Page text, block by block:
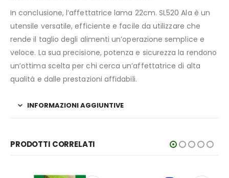
In conclusione, l’affettatrice lama 22cm. SL520 Ala è un
utensile versatile, efficiente e facile da utilizzare che
rende il taglio degli alimenti un’operazione semplice e
veloce. La sua precisione, potenza e sicurezza la rendono
un’ottima scelta per chi cerca un’affettatrice di alta
qualità e dalle prestazioni affidabili.
INFORMAZIONI AGGIUNTIVE
PRODOTTI CORRELATI